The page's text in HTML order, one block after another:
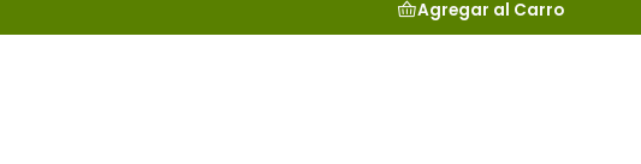
Agregar al Carro